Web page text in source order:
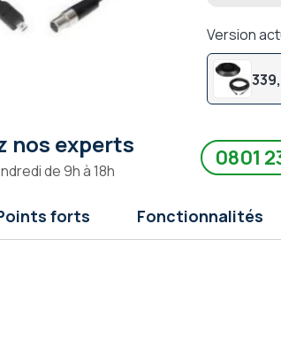
Version
nos experts
de 9h à 18h 0801
forts Fonctionnalités